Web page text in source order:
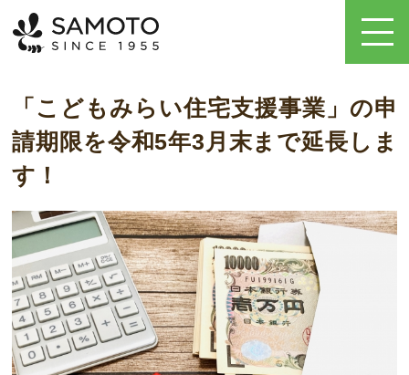
「こどもみらい住宅支援事業」の申
請期限を令和5年3月末まで延長しま
す！